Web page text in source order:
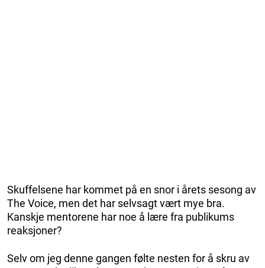
Skuffelsene har kommet på en snor i årets sesong av
The Voice, men det har selvsagt vært mye bra.
Kanskje mentorene har noe å lære fra publikums
reaksjoner?
Selv om jeg denne gangen følte nesten for å skru av